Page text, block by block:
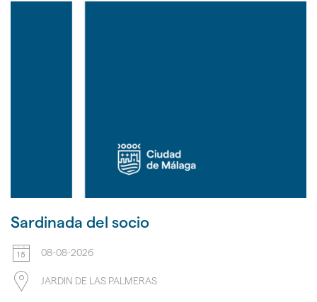
Sardinada del socio
08-08-2026
JARDIN DE LAS PALMERAS